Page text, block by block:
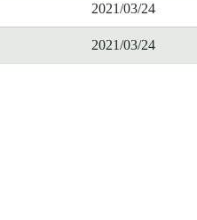
2021/03/24
2021/03/24